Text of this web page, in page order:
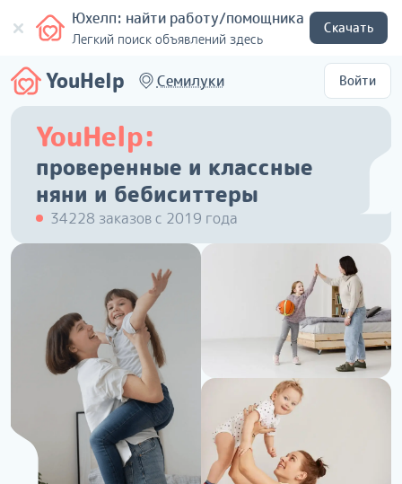
Юхелп: найти работу/помощника
Легкий поиск объявлений здесь
Скачать
YouHelp Семилуки Войти
YouHelp:
проверенные и классные
няни и бебиситтеры
34228 заказов с 2019 года